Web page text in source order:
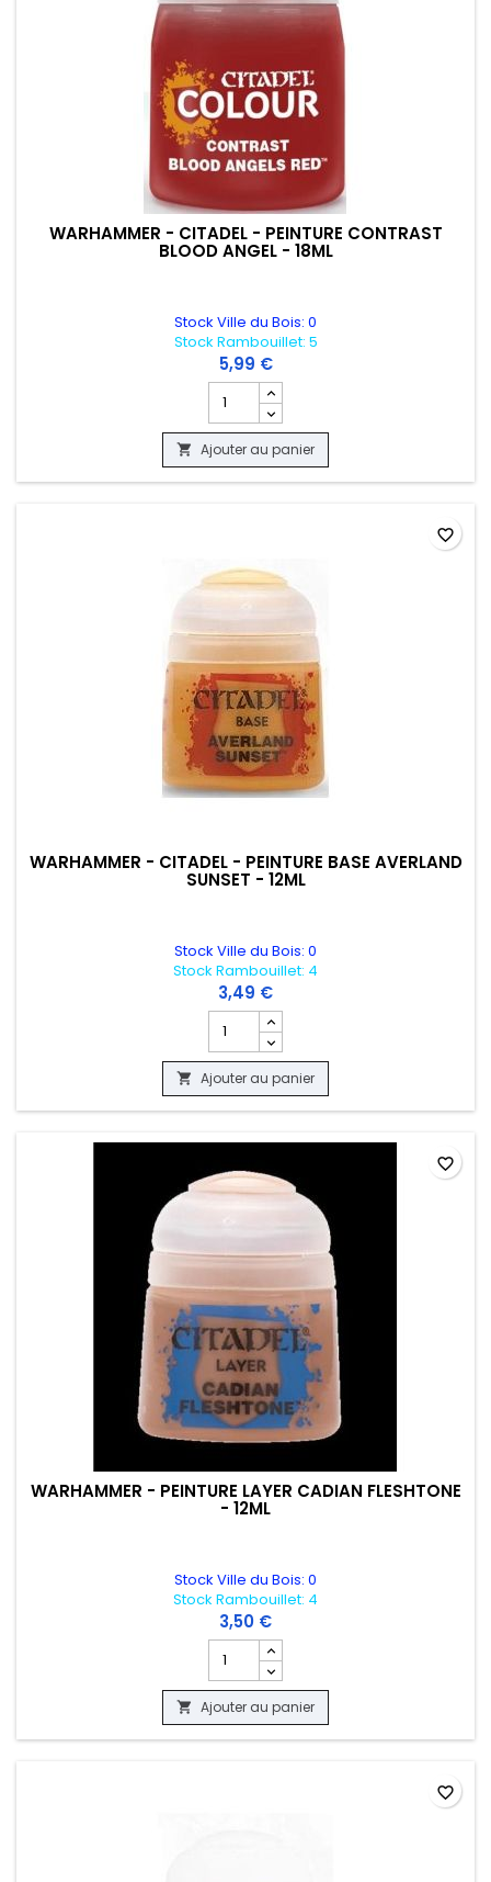
WARHAMMER - CITADEL - PEINTURE CONTRAST
BLOOD ANGEL - 18ML
Stock Ville du Bois: 0
Stock Rambouillet: 5
5,99 €
Champ quantité du produit WARHAMMER
 Ajouter au panier
WARHAMMER - CITADEL - PEINTURE BASE AVERLAND
SUNSET - 12ML
Stock Ville du Bois: 0
Stock Rambouillet: 4
3,49 €
Champ quantité du produit WARHAMMER
 Ajouter au panier
favorite_border
WARHAMMER - PEINTURE LAYER CADIAN FLESHTONE
- 12ML
Stock Ville du Bois: 0
Stock Rambouillet: 4
3,50 €
Champ quantité du produit WARHAMMER
 Ajouter au panier
favorite_border
favorite_border